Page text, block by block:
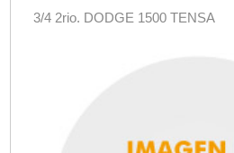
3/4 2rio. DODGE 1500 TENSA